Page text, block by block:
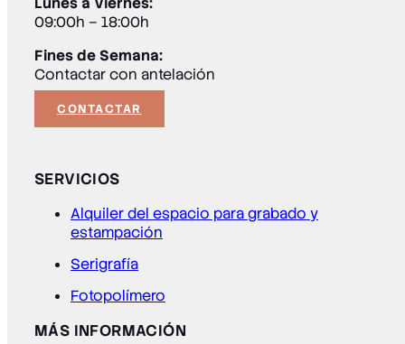
09:00h – 18:00h
Fines de Semana:
Contactar con antelación
CONTACTAR
SERVICIOS
Alquiler del espacio para grabado y
estampación
Serigrafía
Fotopolímero
MÁS INFORMACIÓN